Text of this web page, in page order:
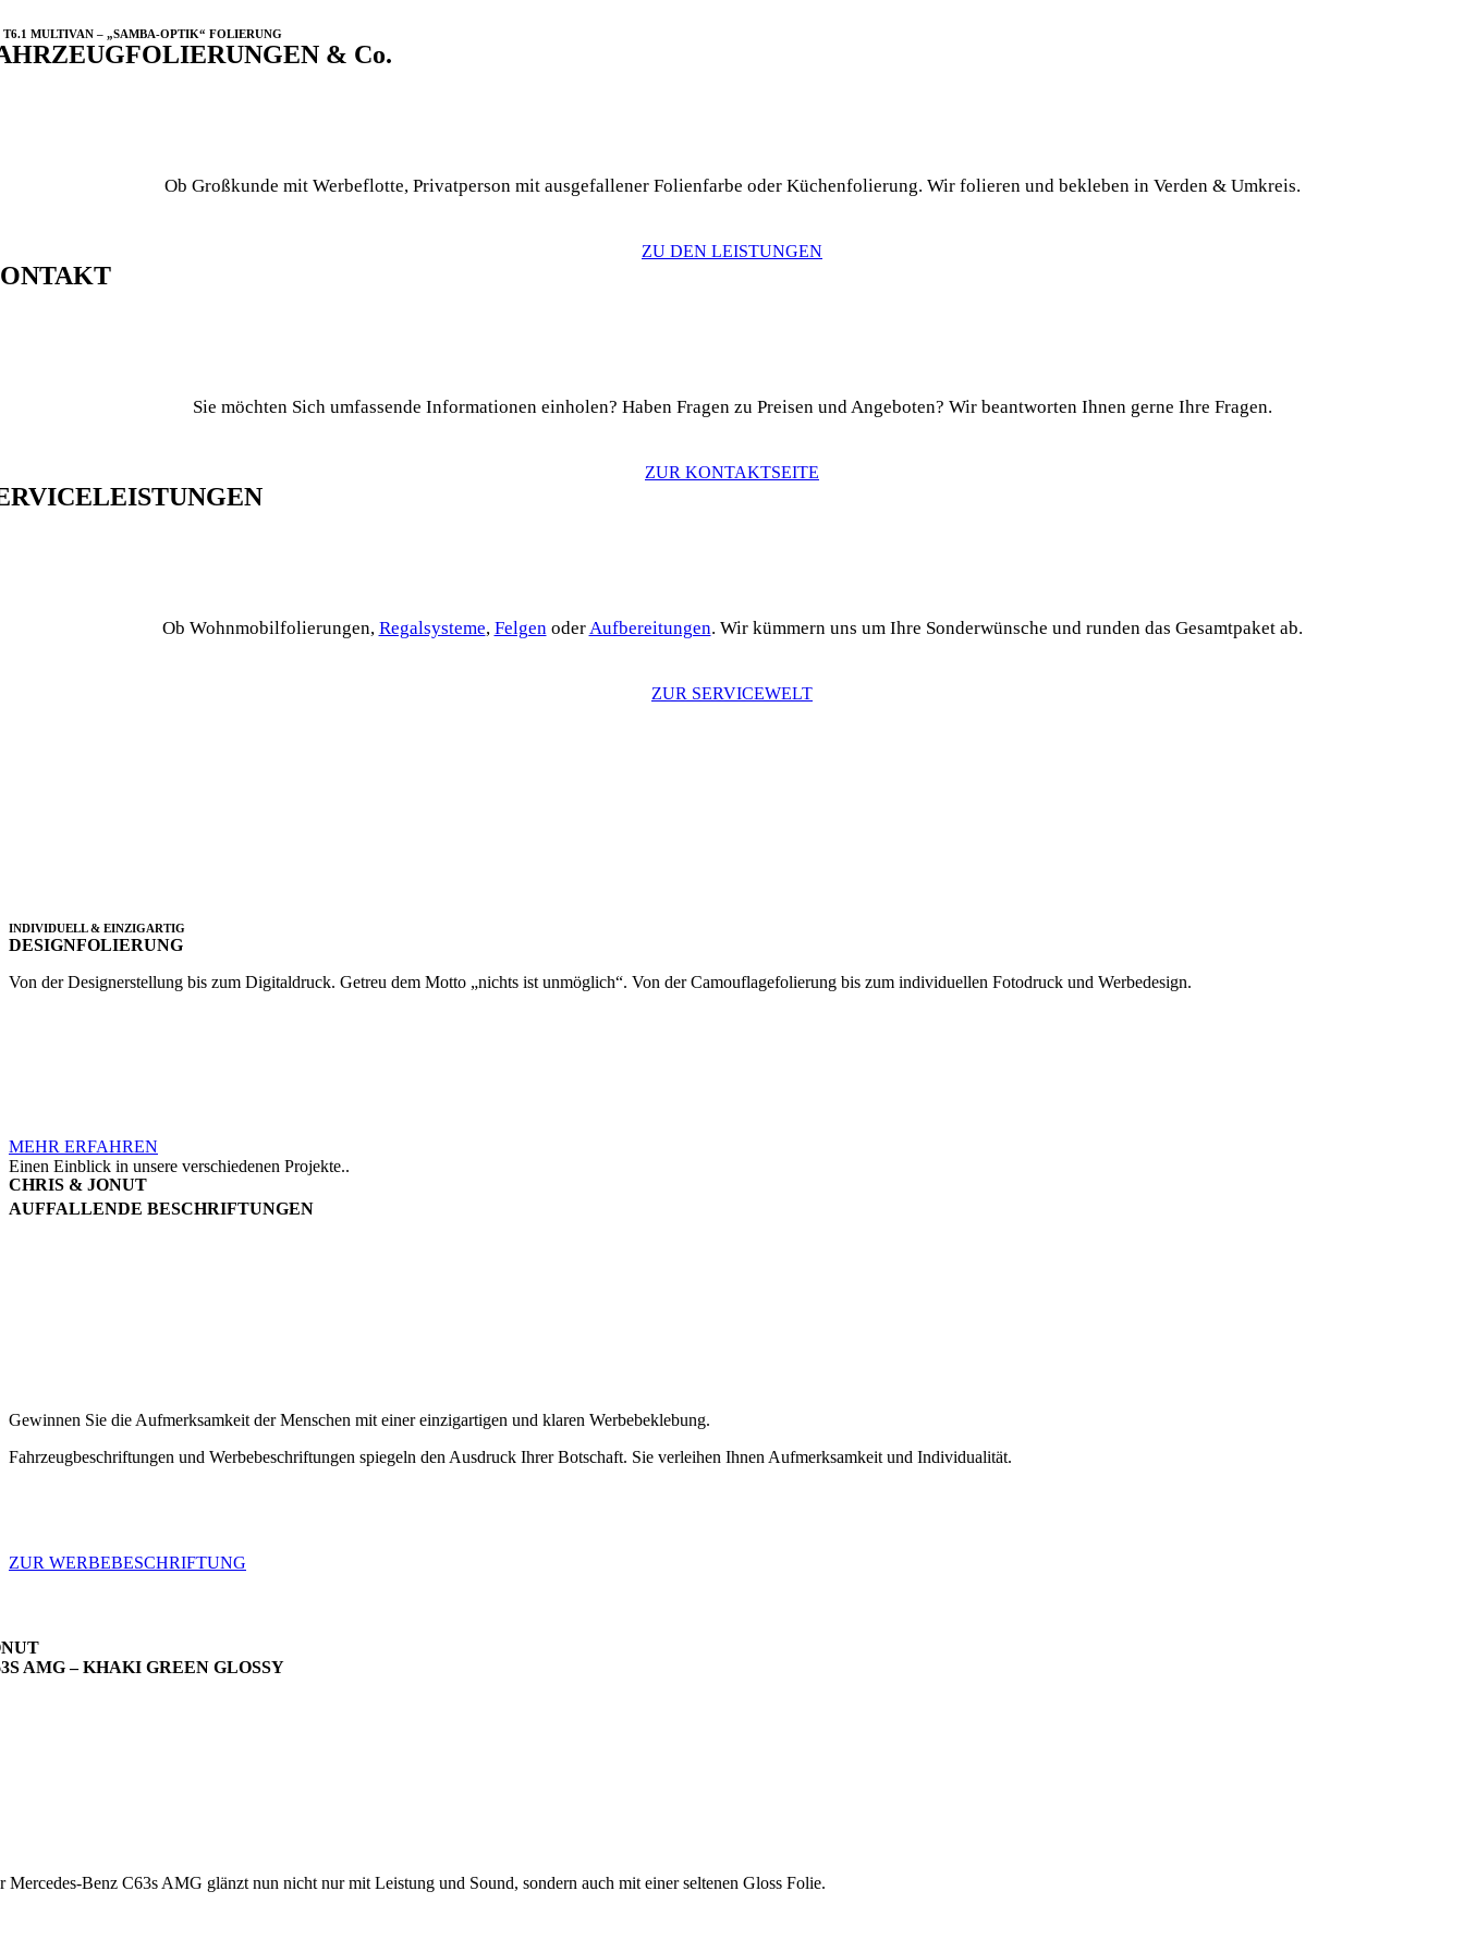
T6.1 MULTIVAN – „SAMBA-OPTIK“ FOLIERUNG
& Co.
Ob Großkunde mit Werbeflotte, Privatperson mit ausgefallener Folienfarbe oder Küchenfolierung. Wir folieren und bekleben in Verden & Umkreis.
ZU DEN LEISTUNGEN
Sie möchten Sich umfassende Informationen einholen? Haben Fragen zu Preisen und Angeboten? Wir beantworten Ihnen gerne Ihre Fragen.
ZUR KONTAKTSEITE
Ob Wohnmobilfolierungen, Regalsysteme, FelgenoderAufbereitungen. Wir kümmern uns um Ihre Sonderwünsche und runden das Gesamtpaket ab.
ZUR SERVICEWELT
INDIVIDUELL & EINZIGARTIG
DESIGNFOLIERUNG
Von der Designerstellung bis zum Digitaldruck. Getreu dem Motto „nichts ist unmöglich“. Von der Camouflagefolierung bis zum individuellen Fotodruck und Werbedesign.
MEHR ERFAHREN
Einen Einblick in unsere verschiedenen Projekte..
CHRIS & JONUT
AUFFALLENDE BESCHRIFTUNGEN
Gewinnen Sie die Aufmerksamkeit der Menschen mit einer einzigartigen und klaren Werbebeklebung.
Fahrzeugbeschriftungen und Werbebeschriftungen spiegeln den Ausdruck Ihrer Botschaft. Sie verleihen Ihnen Aufmerksamkeit und Individualität.
ZUR WERBEBESCHRIFTUNG
AMG – KHAKI GREEN GLOSSY
Mercedes-Benz C63s AMG glänzt nun nicht nur mit Leistung und Sound, sondern auch mit einer seltenen Gloss Folie.